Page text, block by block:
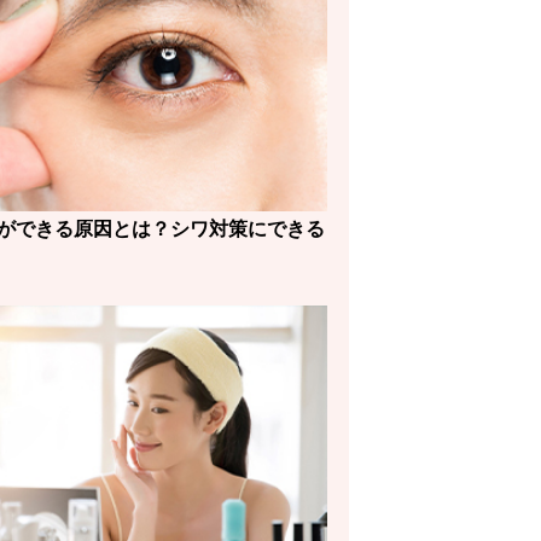
できる原因とは？シワ対策にできる